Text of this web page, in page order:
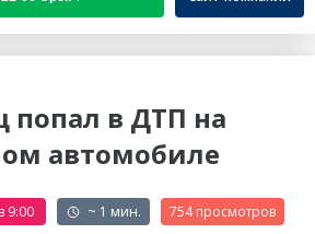
попал в ДТП на
автомобиле
9:00 ~ 1 мин. 754